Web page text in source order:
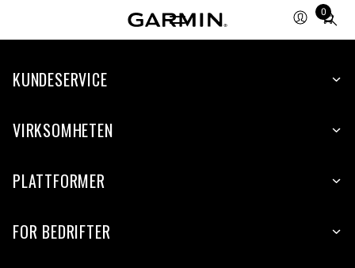
0
Total
items
cart:
KUNDESERVICE
VIRKSOMHETEN
PLATTFORMER
FOR BEDRIFTER